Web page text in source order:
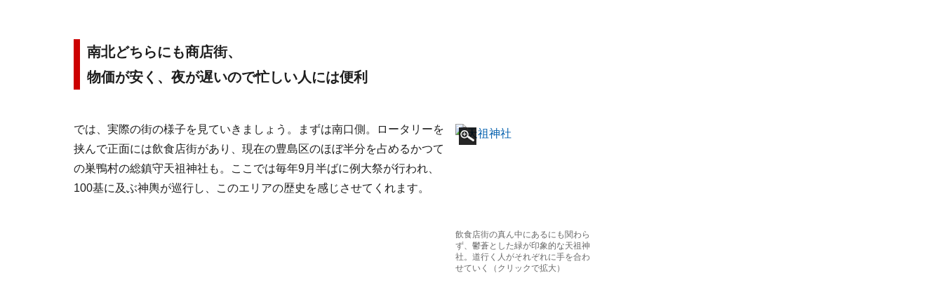
南北どちらにも商店街、
物価が安く、夜が遅いので忙しい人には便利
飲食店街の真ん中にあるにも関わら
ず、鬱蒼とした緑が印象的な天祖神
社。道行く人がそれぞれに手を合わ
せていく（クリックで拡大）
では、実際の街の様子を見ていきましょう。まずは南口側。ロータリーを
挟んで正面には飲食店街があり、現在の豊島区のほぼ半分を占めるかつて
の巣鴨村の総鎮守天祖神社も。ここでは毎年9月半ばに例大祭が行われ、
100基に及ぶ神輿が巡行し、このエリアの歴史を感じさせてくれます。